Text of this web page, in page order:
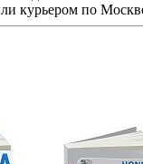
курьером по